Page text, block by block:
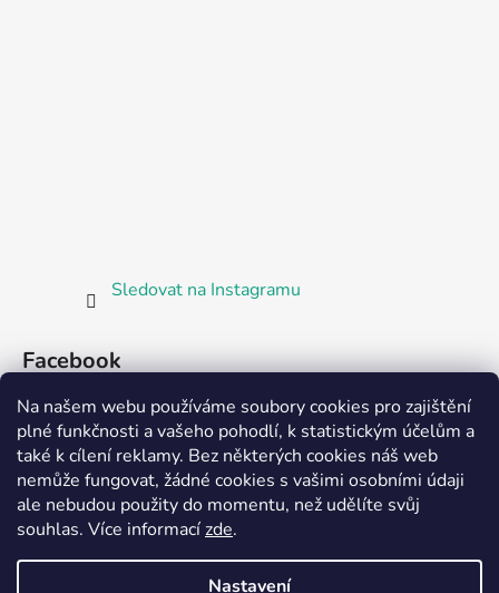
Na našem webu používáme soubory cookies pro zajištění
plné funkčnosti a vašeho pohodlí, k statistickým účelům a
také k cílení reklamy. Bez některých cookies náš web
nemůže fungovat, žádné cookies s vašimi osobními údaji
ale nebudou použity do momentu, než udělíte svůj
souhlas. Více informacízde.
Nastavení
Sledovat na Instagramu
Facebook
Partnerská prodejna Barefoot Plzeň